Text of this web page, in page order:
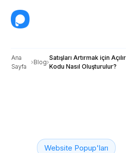
Ana
Sayfa
Blog
Satışları Artırmak için
Kodu Nasıl Oluşturulur?
Website Popup'ları